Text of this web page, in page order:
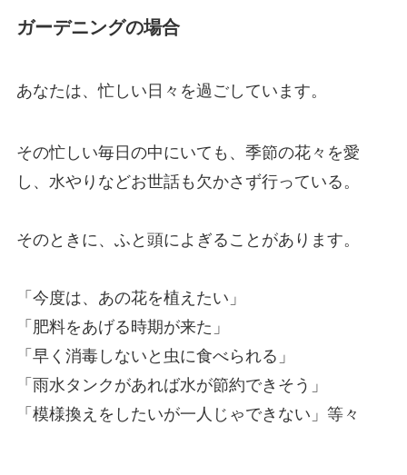
ガーデニングの場合
あなたは、忙しい日々を過ごしています。
その忙しい毎日の中にいても、季節の花々を愛
し、水やりなどお世話も欠かさず行っている。
そのときに、ふと頭によぎることがあります。
「今度は、あの花を植えたい」
「肥料をあげる時期が来た」
「早く消毒しないと虫に食べられる」
「雨水タンクがあれば水が節約できそう」
「模様換えをしたいが一人じゃできない」等々